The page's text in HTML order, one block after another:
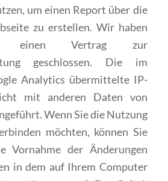
um einen Report über die
zu erstellen. Wir haben
einen Vertrag zur
geschlossen. Die im
Analytics übermittelte IP-
mit anderen Daten von
Wenn Sie die Nutzung
möchten, können Sie
Vornahme der Änderungen
in dem auf Ihrem Computer